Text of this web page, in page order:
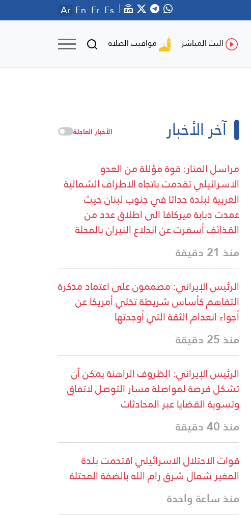
Ar En Fr Es
البث المباشر مواقيت الصلاة
آخر الأخبار الأخبار العاجلة
مراسل المنار: قوة مؤللة من العدو
الاسرائيلي تقدمت باتجاه الاطراف الشمالية
الغربية لبلدة حداثا في جنوب لبنان حيث
عمدت دبابة ميركافا الى اطلاق عدد من
القذائف أسفرت عن اندلاع النيران بالمحلة
منذ 21 دقيقة
الرئيس الإيراني: مصممون على اعتماد مذكرة
التفاهم كأساس شريطة تخلي أمريكا عن
أجواء انعدام الثقة التي أوجدتها
منذ 25 دقيقة
الرئيس الإيراني: الظروف الراهنة يمكن أن
تشكل فرصة لمواصلة مسار التوصل لاتفاق
وتسوية القضايا عبر المحادثات
منذ 40 دقيقة
قوات الاحتلال الاسرائيلي اقتحمت بلدة
المغير شمال شرق رام الله بالضفة المحتلة
منذ ساعة واحدة